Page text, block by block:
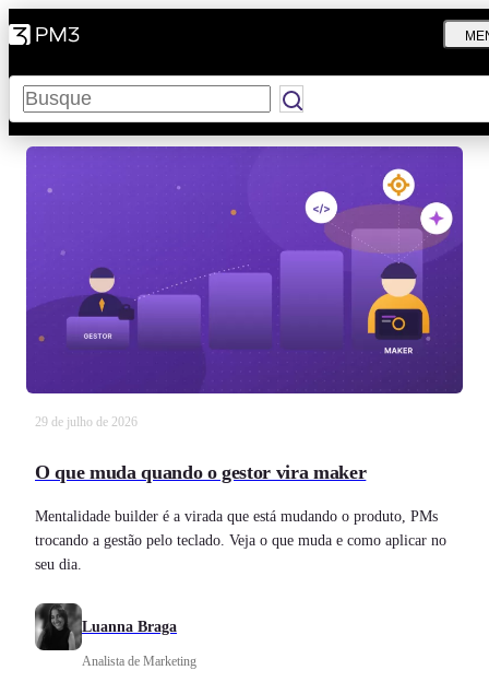
Pesquisar
29 de julho de 2026
O que muda quando o gestor vira maker
Mentalidade builder é a virada que está mudando o produto, PMs
trocando a gestão pelo teclado. Veja o que muda e como aplicar no
seu dia.
Luanna Braga
Analista de Marketing